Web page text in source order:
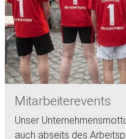
Mitarbeiterevents
Unser
auch abseits des